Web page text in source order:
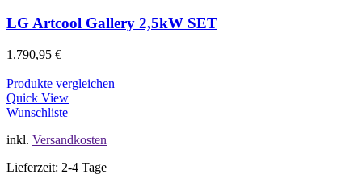
LG Artcool Gallery 2,5kW SET
1.790,95 €
Produkte vergleichen
Quick View
Wunschliste
inkl. Versandkosten
Lieferzeit: 2-4 Tage